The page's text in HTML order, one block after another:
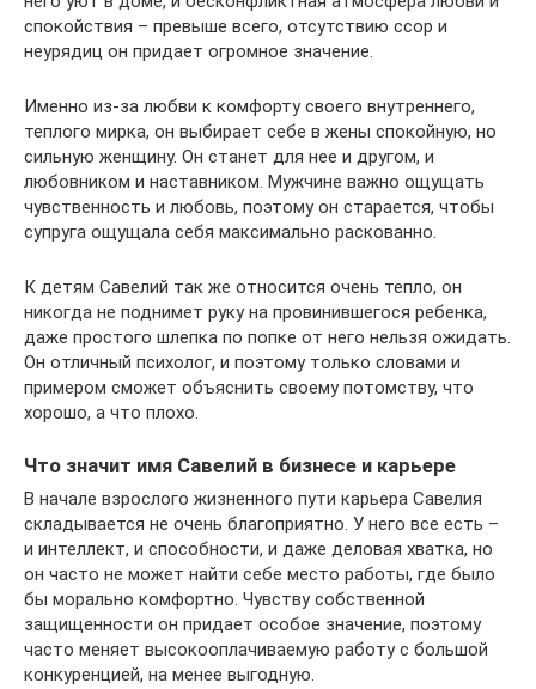
спокойствия – превыше всего, отсутствию ссор и
неурядиц он придает огромное значение.
Именно из-за любви к комфорту своего внутреннего,
теплого мирка, он выбирает себе в жены спокойную, но
сильную женщину. Он станет для нее и другом, и
любовником и наставником. Мужчине важно ощущать
чувственность и любовь, поэтому он старается, чтобы
супруга ощущала себя максимально раскованно.
К детям Савелий так же относится очень тепло, он
никогда не поднимет руку на провинившегося ребенка,
даже простого шлепка по попке от него нельзя ожидать.
Он отличный психолог, и поэтому только словами и
примером сможет объяснить своему потомству, что
хорошо, а что плохо.
Что значит имя Савелий в бизнесе и карьере
В начале взрослого жизненного пути карьера Савелия
складывается не очень благоприятно. У него все есть –
и интеллект, и способности, и даже деловая хватка, но
он часто не может найти себе место работы, где было
бы морально комфортно. Чувству собственной
защищенности он придает особое значение, поэтому
часто меняет высокооплачиваемую работу с большой
конкуренцией, на менее выгодную.